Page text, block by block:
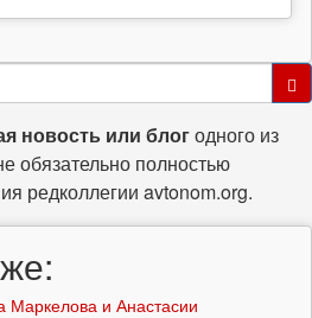
новость или блогодного из
обязательно полностью
редколлегии avtonom.org.
Маркелова и Анастасии